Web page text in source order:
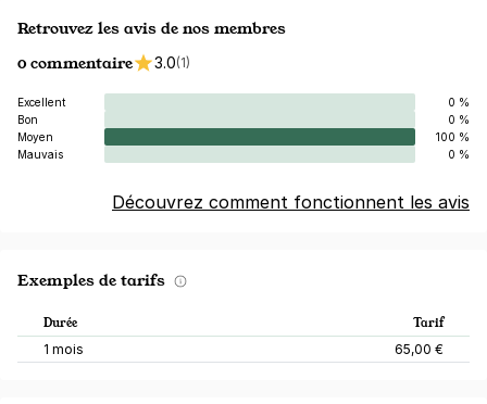
Retrouvez les avis de nos membres
0 commentaire
3.0(1)
Excellent
0 %
Bon
0 %
Moyen
100 %
Mauvais
0 %
Découvrez comment fonctionnent les avis
Exemples de tarifs
Durée Tarif
1 mois 65,00 €